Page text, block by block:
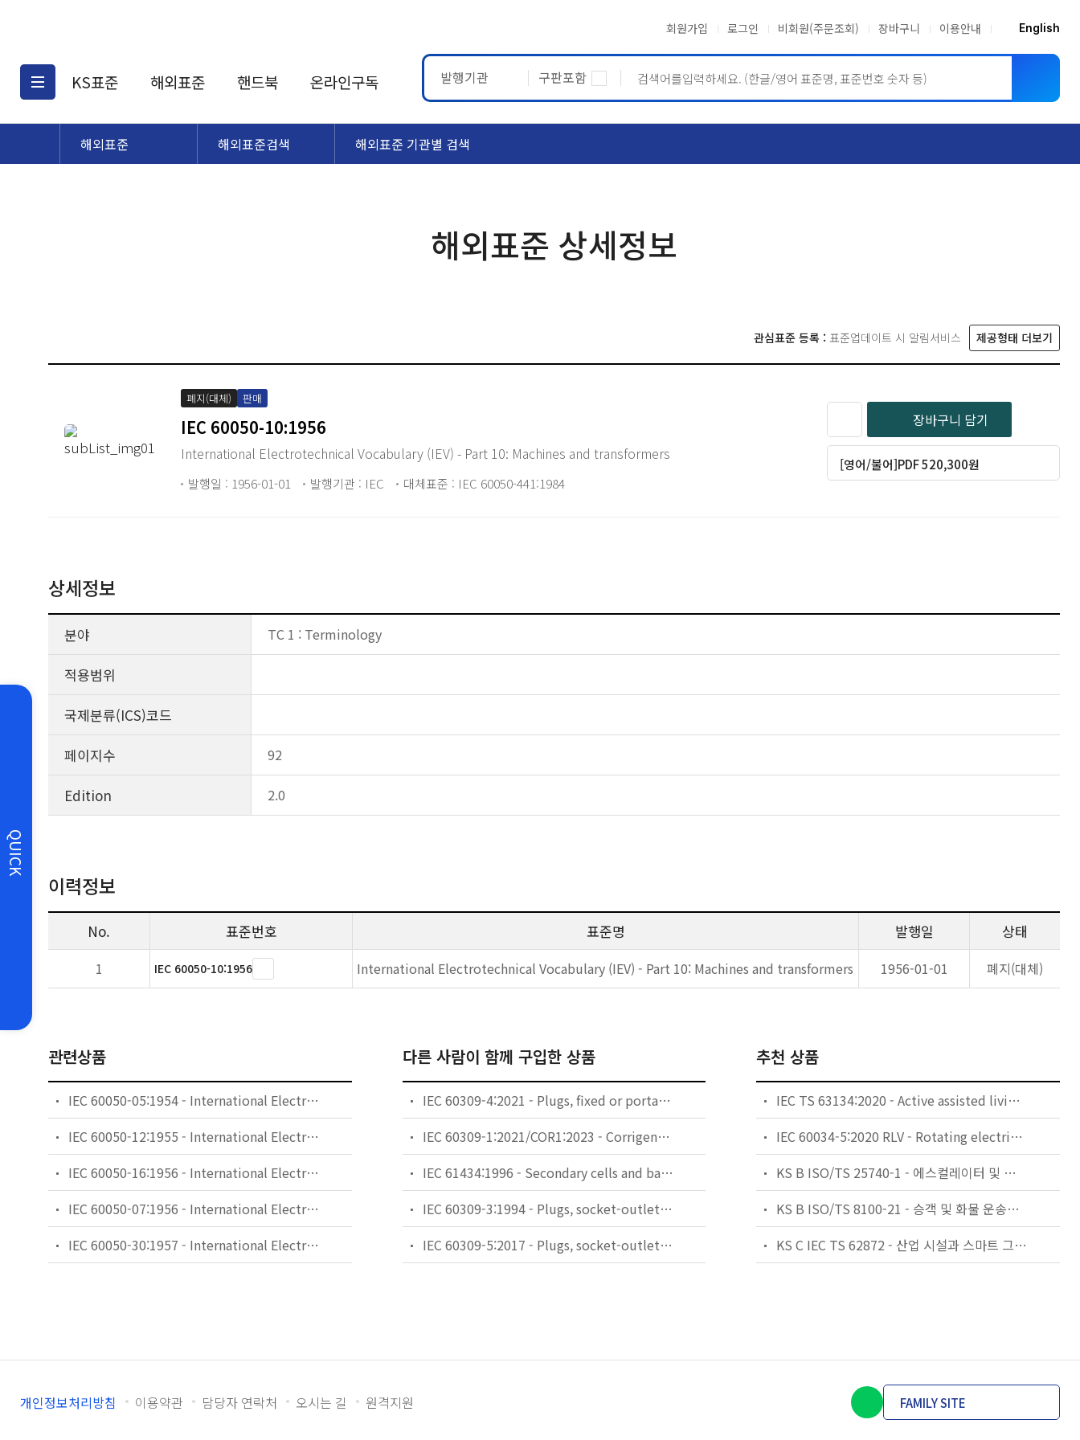
회원가입 로그인 비회원(주문조회) 장바구니 이용안내 English
KS표준
KS표준검색
해외표준
해외표준검색
핸드북 온라인구독 발행기관 구판포함
QUICK
해외표준 해외표준검색 해외표준 기관별 검색
해외표준 상세정보
관심표준 등록 : 표준업데이트 시 알림서비스 제공형태 더보기
폐지(대체) 판매
IEC 60050-10:1956
International Electrotechnical Vocabulary (IEV) - Part 10: Machines and transformers
발행일 : 1956-01-01 발행기관 : IEC 대체표준 : IEC 60050-441:1984
장바구니 담기
[영어/불어]PDF 520,300원
상세정보
분야 TC 1 : Terminology
적용범위
국제분류(ICS)코드
페이지수
92
Edition 2.0
이력정보
No. 표준번호 표준명 발행일 상태
1 IEC 60050-10:1956 International Electrotechnical Vocabulary (IEV) - Part 10: Machines and transformers 1956-01-01 폐지(대체)
관련상품
IEC 60050-05:1954 - International Electrotechnical Vocabulary (IEV) - Part 05: Fundamental definitions
IEC 60050-12:1955 - International Electrotechnical Vocabulary (IEV) - Part 12: Transductors
IEC 60050-16:1956 - International Electrotechnical Vocabulary (IEV) - Part 16: Protective relays
IEC 60050-07:1956 - International Electrotechnical Vocabulary (IEV) - Part 07: Electronics
IEC 60050-30:1957 - International Electrotechnical Vocabulary (IEV) - Part 30: Electric traction
다른 사람이 함께 구입한 상품
IEC 60309-4:2021 - Plugs, fixed or portable socket-outlets and appliance inlets for industrial purposes - Part 4: Switched socket-outlets with or without interlock
IEC 60309-1:2021/COR1:2023 - Corrigendum 1 - Plugs, fixed or portable socket-outlets and appliance inlets for industrial purposes - Part 1: General requirements
IEC 61434:1996 - Secondary cells and batteries containing alkaline or other non-acid electrolytes - Guide to designation of current in alkaline secondary cell and battery standards
IEC 60309-3:1994 - Plugs, socket-outlets and couplers for industrial purposes - Part 3: Particular requirements for plugs, socket-outlets, connectors and appliance inlets for use in explosive gas atmospheres
IEC 60309-5:2017 - Plugs, socket-outlets and couplers for industrial purposes - Part 5: Dimensional compatibility and interchangeability requirements for plugs, socket-outlets, ship connectors and ship inlets for low-voltage shore connection systems (LVSC)
추천 상품
IEC TS 63134:2020 - Active assisted living (AAL) use cases
IEC 60034-5:2020 RLV - Rotating electrical machines - Part 5: Degrees of protection provided by the integral design of rotating electrical machines (IP code) - Classification
KS B ISO/TS 25740-1 - 에스컬레이터 및 무빙워크에 대한 안전요건 — 제1부: 세계공통 필수 안전요건(GESRs)
KS B ISO/TS 8100-21 - 승객 및 화물 운송용 엘리베이터 —제21부: 세계공통 필수안전요건(GESRs)을 충족하는 세계공통 안전 파라미터(GSPs)
KS C IEC TS 62872 - 산업 시설과 스마트 그리드 사이의 산업 공정 측정, 제어 및 자동화 시스템 인터페이스
개인정보처리방침 이용약관 담당자 연락처 오시는 길 원격지원 FAMILY SITE